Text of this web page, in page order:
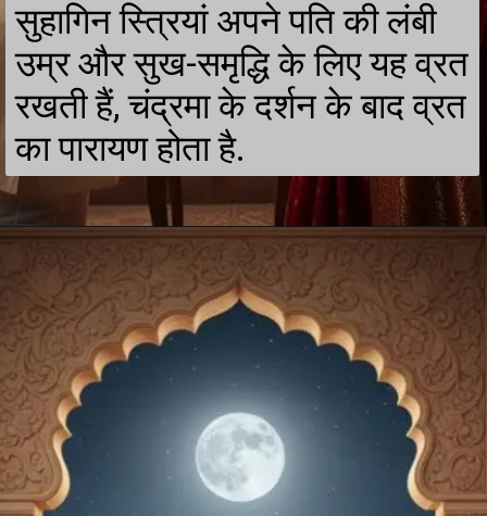
सुहागिन स्त्रियां अपने पति की लंबी
उम्र और सुख-समृद्धि के लिए यह व्रत
रखती हैं, चंद्रमा के दर्शन के बाद व्रत
का पारायण होता है.